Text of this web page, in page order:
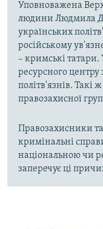
Уповноважена
людини Людмила
українських
російському
– кримські
ресурсного
політв'язнів. Такі
правозахисної
Правозахисники
кримінальні
національною чи
заперечує ці